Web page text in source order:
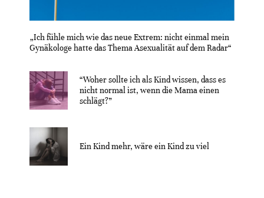
„Ich fühle mich wie das neue Extrem: nicht einmal mein
Gynäkologe hatte das Thema Asexualität auf dem Radar“
“Woher sollte ich als Kind wissen, dass es
nicht normal ist, wenn die Mama einen
schlägt?”
Ein Kind mehr, wäre ein Kind zu viel